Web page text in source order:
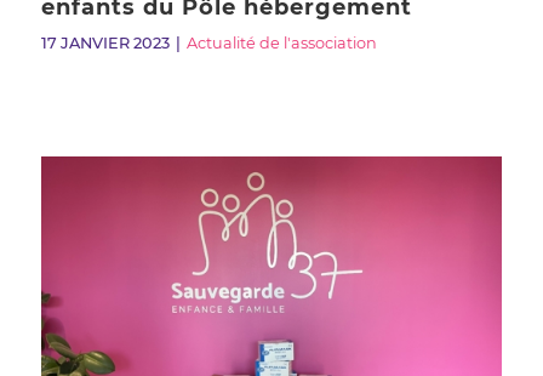
enfants du Pôle hébergement
17 JANVIER 2023 Actualité de l'association